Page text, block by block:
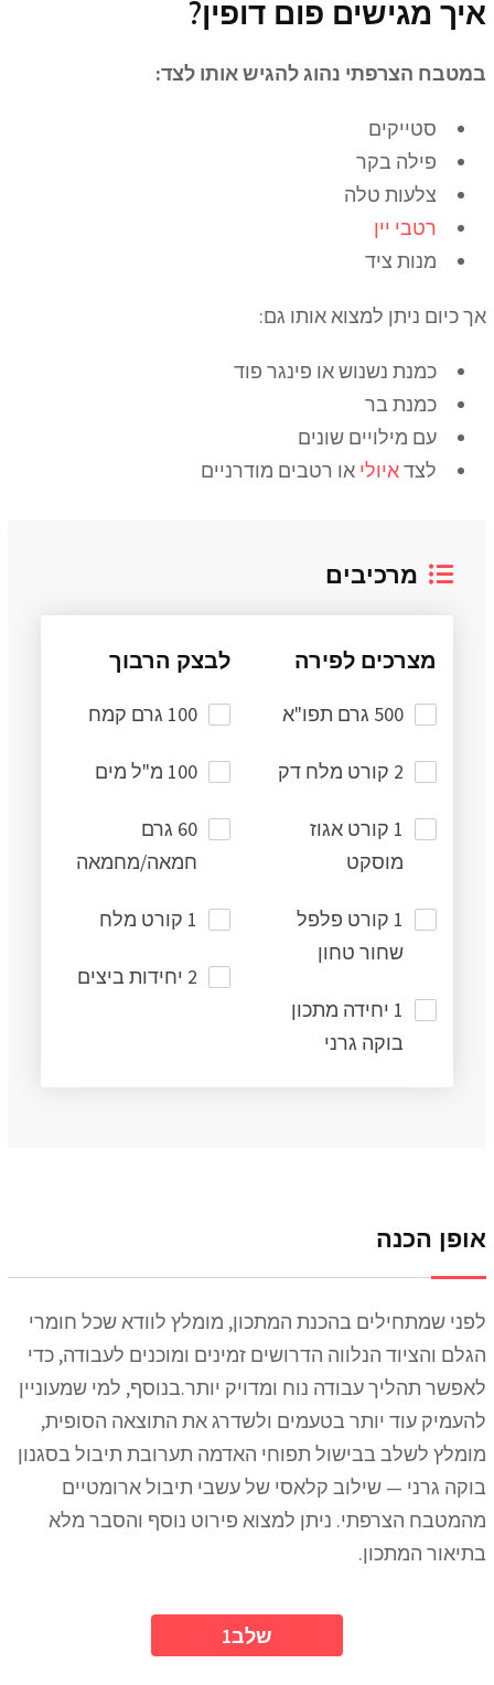
איך מגישים פום דופין?
במטבח הצרפתי נהוג להגיש אותו לצד:
סטייקים
פילה בקר
צלעות טלה
רטבי יין
מנות ציד
אך כיום ניתן למצוא אותו גם:
כמנת נשנוש או פינגר פוד
כמנת בר
עם מילויים שונים
לצדאיולי או רטבים מודרניים
מרכיבים
מצרכים לפירה
500 גרם תפו"א
2 קורט מלח דק
1 קורט אגוז
מוסקט
1 קורט פלפל
שחור טחון
1 יחידה מתכון
בוקה גרני
לבצק הרבוך
100 גרם קמח
100 מ"ל מים
60 גרם
חמאה/מחמאה
1 קורט מלח
2 יחידות ביצים
אופן הכנה
לפני שמתחילים בהכנת המתכון, מומלץ לוודא שכל חומרי
הגלם והציוד הנלווה הדרושים זמינים ומוכנים לעבודה, כדי
לאפשר תהליך עבודה נוח ומדויק יותר.בנוסף, למי שמעוניין
להעמיק עוד יותר בטעמים ולשדרג את התוצאה הסופית,
מומלץ לשלב בבישול תפוחי האדמה תערובת תיבול בסגנון
בוקה גרני — שילוב קלאסי של עשבי תיבול ארומטיים
מהמטבח הצרפתי. ניתן למצוא פירוט נוסף והסבר מלא
בתיאור המתכון.
1שלב